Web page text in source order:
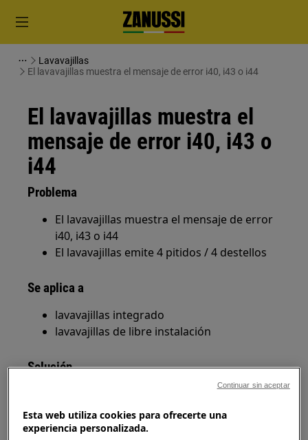
Lavavajillas
El lavavajillas muestra el mensaje de error i40, i43 o i44
El lavavajillas muestra el
mensaje de error i40, i43 o
i44
Problema
El lavavajillas muestra el mensaje de error
i40, i43 o i44
El lavavajillas emite 4 pitidos / 4 destellos
Se aplica a
lavavajillas integrado
lavavajillas de libre instalación
Solución
El mensaje de error i40 indica un fallo en el sensor de
1. Compruebe el filtro y el sumidero de su
Esta web utiliza cookies para ofrecerte una
experiencia personalizada.
Continuar sin aceptar